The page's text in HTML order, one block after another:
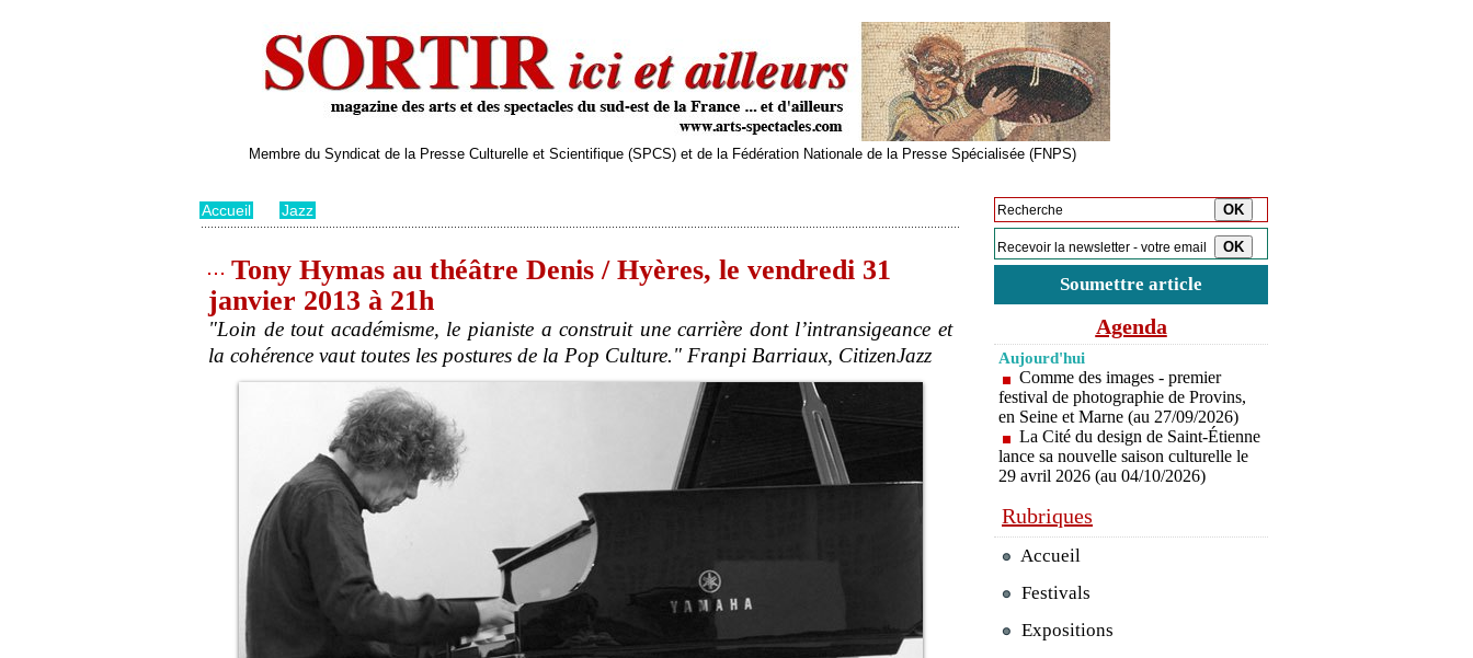
Membre du Syndicat de la Presse Culturelle et Scientifique (SPCS) et de la Fédération Nationale de la Presse Spécialisée (FNPS)
Accueil Jazz
Tony Hymas au théâtre Denis / Hyères, le vendredi 31
janvier 2013 à 21h
"Loin de tout académisme, le pianiste a construit une carrière dont l’intransigeance et
la cohérence vaut toutes les postures de la Pop Culture." Franpi Barriaux, CitizenJazz
Soumettre article
Agenda
Aujourd'hui
Comme des images - premier
festival de photographie de Provins,
en Seine et Marne (au 27/09/2026)
La Cité du design de Saint-Étienne
lance sa nouvelle saison culturelle le
29 avril 2026 (au 04/10/2026)
Rubriques
Accueil
Festivals
Expositions